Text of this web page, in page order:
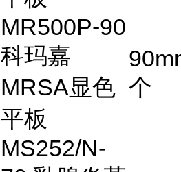
MR500P-90
科玛嘉
MRSA显色
平板
个
MS252/N-